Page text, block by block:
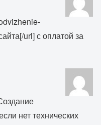
url] с оплатой за
нет технических